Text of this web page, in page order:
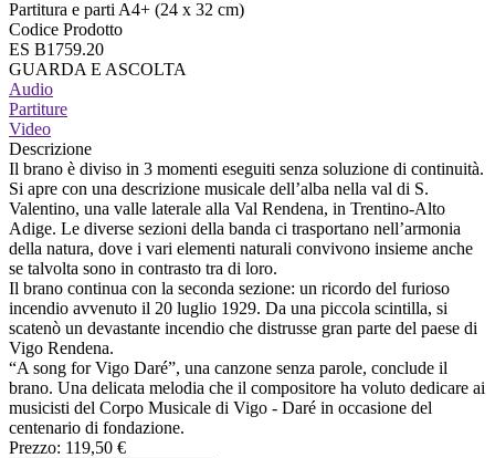
Partitura e parti A4+ (24 x 32 cm)
Codice Prodotto
ES B1759.20
GUARDA E ASCOLTA
Audio
Partiture
Video
Descrizione
Il brano è diviso in 3 momenti eseguiti senza soluzione di continuità.
Si apre con una descrizione musicale dell’alba nella val di S.
Valentino, una valle laterale alla Val Rendena, in Trentino-Alto
Adige. Le diverse sezioni della banda ci trasportano nell’armonia
della natura, dove i vari elementi naturali convivono insieme anche
se talvolta sono in contrasto tra di loro.
Il brano continua con la seconda sezione: un ricordo del furioso
incendio avvenuto il 20 luglio 1929. Da una piccola scintilla, si
scatenò un devastante incendio che distrusse gran parte del paese di
Vigo Rendena.
“A song for Vigo Daré”, una canzone senza parole, conclude il
brano. Una delicata melodia che il compositore ha voluto dedicare ai
musicisti del Corpo Musicale di Vigo - Daré in occasione del
centenario di fondazione.
Prezzo: 119,50 €